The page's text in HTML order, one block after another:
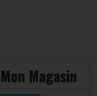
Magasin